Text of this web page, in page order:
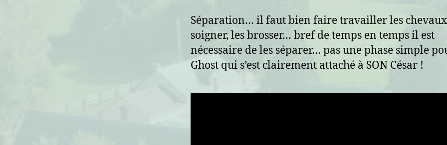
Séparation… il faut bien faire travailler les
soigner, les brosser… bref de temps en temps il est
nécessaire de les séparer… pas une phase simple
Ghost qui s’est clairement attaché à SON César !